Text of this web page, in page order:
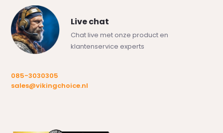
Live chat
Chat live met onze product en
klantenservice experts
085-3030305
sales@vikingchoice.nl